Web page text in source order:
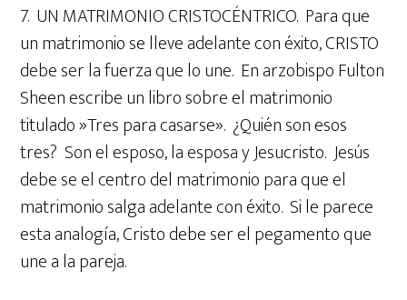
7. UN MATRIMONIO CRISTOCÉNTRICO. Para que
un matrimonio se lleve adelante con éxito, CRISTO
debe ser la fuerza que lo une. En arzobispo Fulton
Sheen escribe un libro sobre el matrimonio
titulado »Tres para casarse». ¿Quién son esos
tres? Son el esposo, la esposa y Jesucristo. Jesús
debe se el centro del matrimonio para que el
matrimonio salga adelante con éxito. Si le parece
esta analogía, Cristo debe ser el pegamento que
une a la pareja.